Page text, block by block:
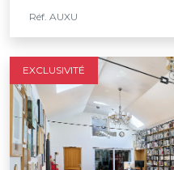
Réf. AUXU
EXCLUSIVITÉ